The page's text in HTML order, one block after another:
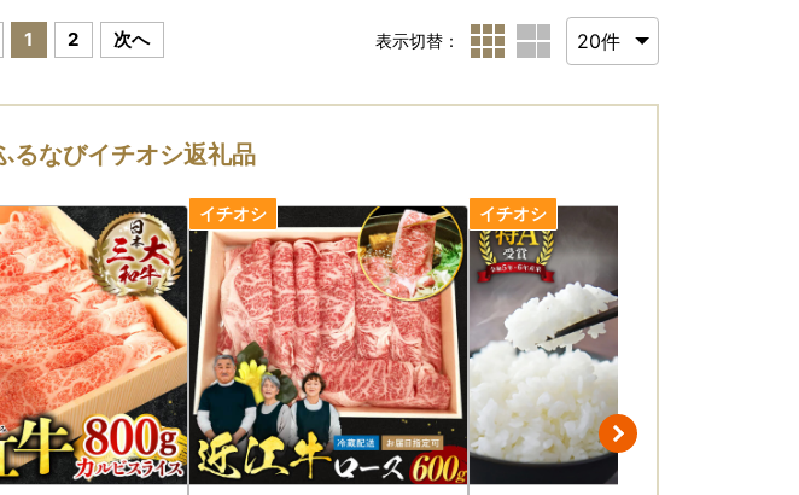
め、
降
たします。お急ぎの場合は営業日にお電話にてご連絡ください。
ださい。
1 2 次へ 表示切替：
るなびイチオシ返礼品